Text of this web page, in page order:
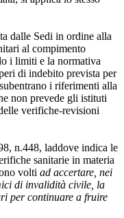
dalle Sedi in ordine alla
al compimento
i limiti e la normativa
di indebito prevista per
i riferimenti alla
non prevede gli istituti
verifiche-revisioni
n.448, laddove indica le
sanitarie in materia
volti ad accertare, nei
di invalidità civile, la
per continuare a fruire